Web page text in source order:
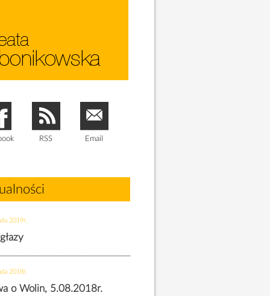
RSS Email
2019r.
2018r.
o Wolin, 5.08.2018r.